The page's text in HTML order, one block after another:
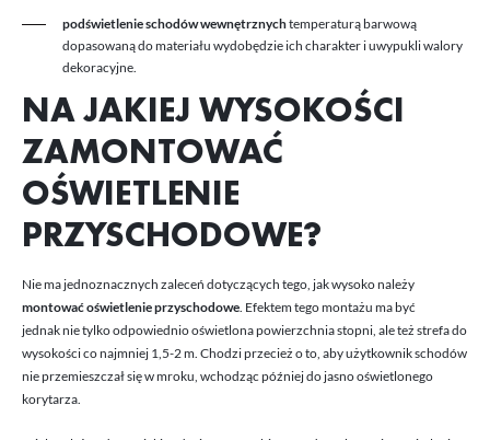
podświetlenie schodów wewnętrznychtemperaturą barwową
dopasowaną do materiału wydobędzie ich charakter i uwypukli walory
dekoracyjne.
NA JAKIEJ WYSOKOŚCI
ZAMONTOWAĆ
OŚWIETLENIE
PRZYSCHODOWE?
Nie ma jednoznacznych zaleceń dotyczących tego, jak wysoko należy
montować oświetlenie przyschodowe . Efektem tego montażu ma być
jednak nie tylko odpowiednio oświetlona powierzchnia stopni, ale też strefa do
wysokości co najmniej 1,5-2 m. Chodzi przecież o to, aby użytkownik schodów
nie przemieszczał się w mroku, wchodząc później do jasno oświetlonego
korytarza.